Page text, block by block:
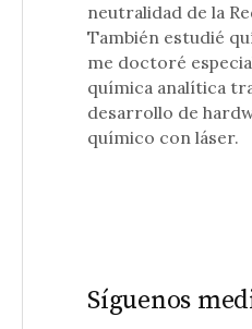
neutralidad de la
También estudié
me doctoré
química analítica
desarrollo de
químico con láser.
Síguenos